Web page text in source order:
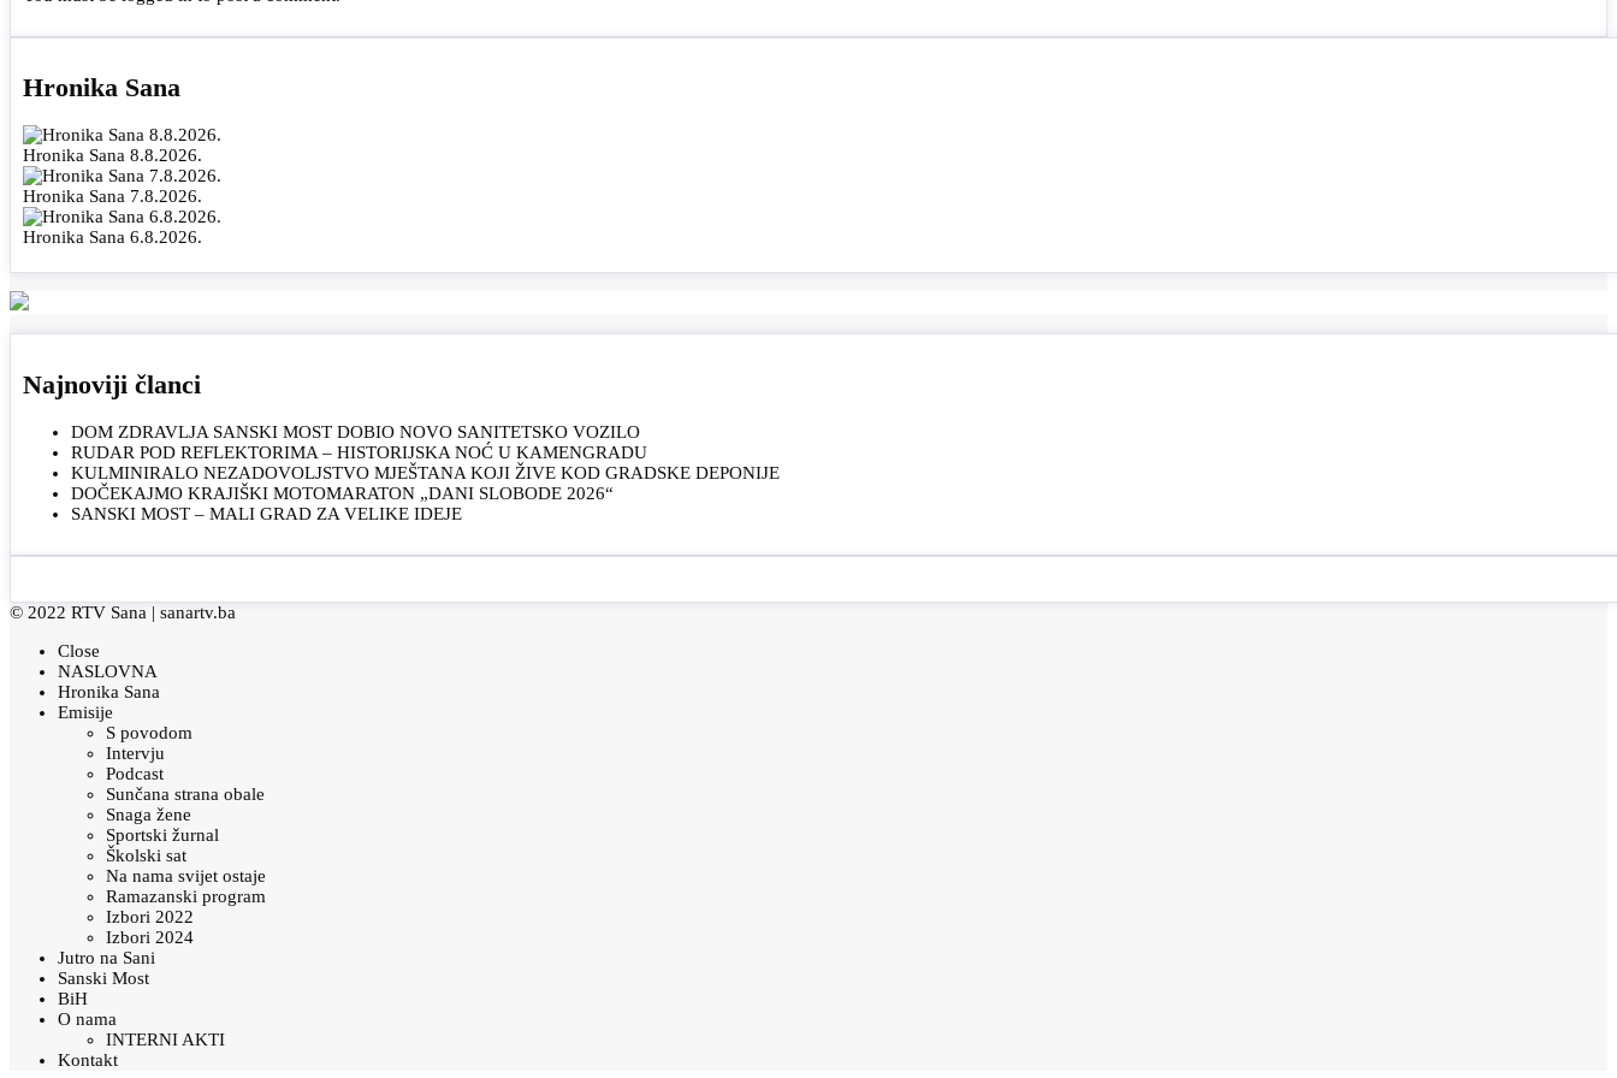
Hronika Sana
Hronika Sana 8.8.2026.
Hronika Sana 7.8.2026.
Hronika Sana 6.8.2026.
Najnoviji članci
DOM ZDRAVLJA SANSKI MOST DOBIO NOVO SANITETSKO VOZILO
RUDAR POD REFLEKTORIMA – HISTORIJSKA NOĆ U KAMENGRADU
KULMINIRALO NEZADOVOLJSTVO MJEŠTANA KOJI ŽIVE KOD GRADSKE DEPONIJE
DOČEKAJMO KRAJIŠKI MOTOMARATON „DANI SLOBODE 2026“
SANSKI MOST – MALI GRAD ZA VELIKE IDEJE
© 2022 RTV Sana | sanartv.ba
Close
NASLOVNA
Hronika Sana
Emisije
S povodom
Intervju
Podcast
Sunčana strana obale
Snaga žene
Sportski žurnal
Školski sat
Na nama svijet ostaje
Ramazanski program
Izbori 2022
Izbori 2024
Jutro na Sani
Sanski Most
BiH
O nama
INTERNI AKTI
Kontakt